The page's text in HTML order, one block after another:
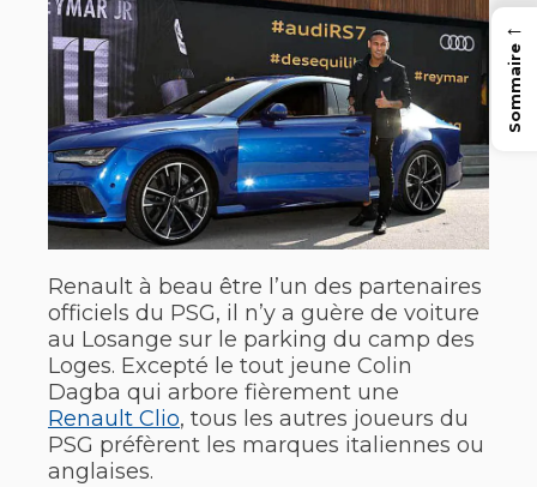
Renault à beau être l’un des partenaires
officiels du PSG, il n’y a guère de voiture
au Losange sur le parking du camp des
Loges. Excepté le tout jeune Colin
Dagba qui arbore fièrement une
Renault Clio, tous les autres joueurs du
PSG préfèrent les marques italiennes ou
anglaises.
←
Sommaire